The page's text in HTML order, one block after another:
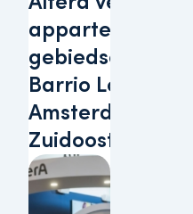
appartementen
Barrio Lobi te
Amsterdam-
Zuidoost